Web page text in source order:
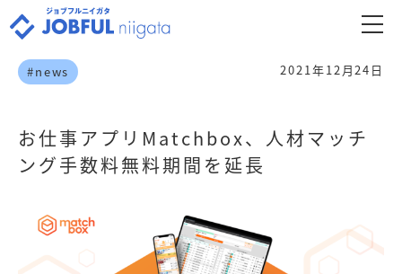
#news 2021年12月24日
お仕事アプリMatchbox、人材マッチ
ング手数料無料期間を延長